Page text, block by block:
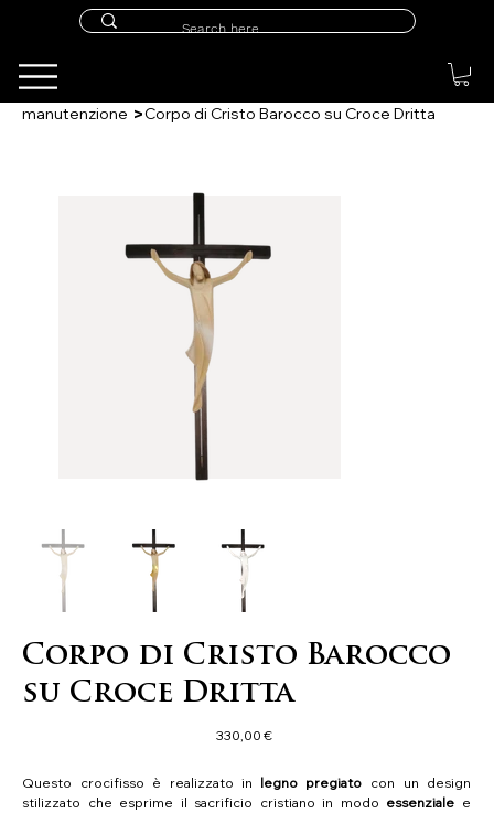
manutenzione >Corpo di Cristo Barocco su Croce Dritta
Corpo di Cristo Barocco
su Croce Dritta
Precio
330,00 €
Questo crocifisso è realizzato in legno pregiato con un design
stilizzato che esprime il sacrificio cristiano in modo essenziale e